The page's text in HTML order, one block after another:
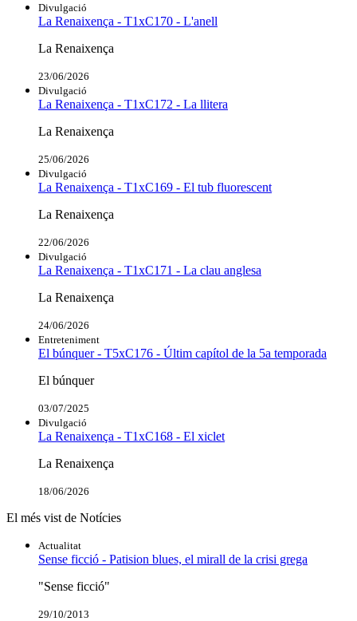
Divulgació
La Renaixença - T1xC170 - L'anell
La Renaixença
23/06/2026
Divulgació
La Renaixença - T1xC172 - La llitera
La Renaixença
25/06/2026
Divulgació
La Renaixença - T1xC169 - El tub fluorescent
La Renaixença
22/06/2026
Divulgació
La Renaixença - T1xC171 - La clau anglesa
La Renaixença
24/06/2026
Entreteniment
El búnquer - T5xC176 - Últim capítol de la 5a temporada
El búnquer
03/07/2025
Divulgació
La Renaixença - T1xC168 - El xiclet
La Renaixença
18/06/2026
El més vist de Notícies
Actualitat
Sense ficció - Patision blues, el mirall de la crisi grega
"Sense ficció"
29/10/2013